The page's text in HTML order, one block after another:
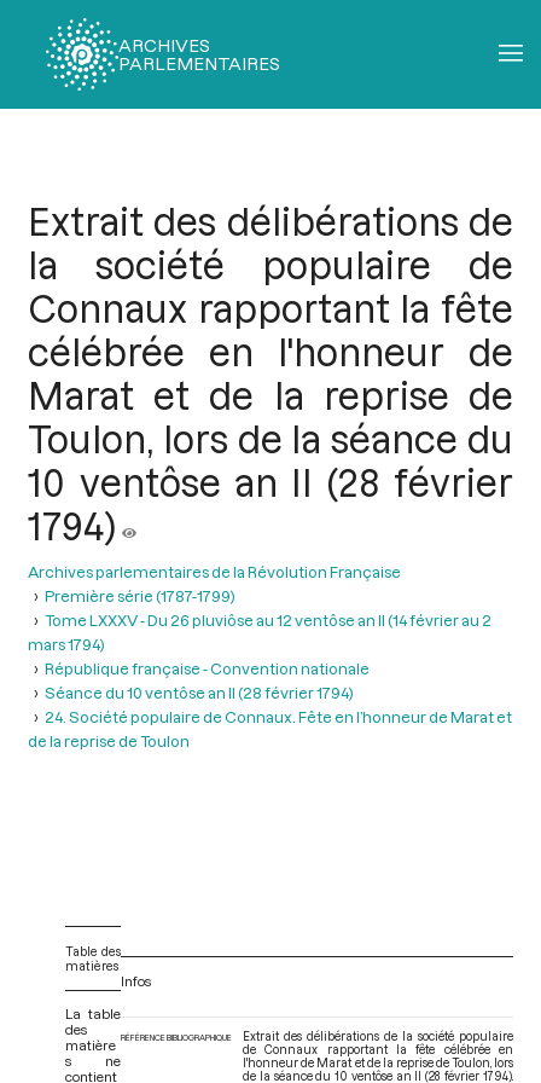
ARCHIVES
PARLEMENTAIRES
Extrait des délibérations de
la société populaire de
Connaux rapportant la fête
célébrée en l'honneur de
Marat et de la reprise de
Toulon, lors de la séance du
10 ventôse an II (28 février
1794)
Archives parlementaires de la Révolution Française
Première série (1787-1799)
Tome LXXXV - Du 26 pluviôse au 12 ventôse an II (14 février au 2
mars 1794)
République française - Convention nationale
Séance du 10 ventôse an II (28 février 1794)
24. Société populaire de Connaux. Fête en l’honneur de Marat et
de la reprise de Toulon
Table des
matières
La table
des
matière
s ne
contient
Infos
RÉFÉRENCE BIBLIOGRAPHIQUE
Extrait des délibérations de la société populaire
de Connaux rapportant la fête célébrée en
l'honneur de Marat et de la reprise de Toulon, lors
de la séance du 10 ventôse an II (28 février 1794).